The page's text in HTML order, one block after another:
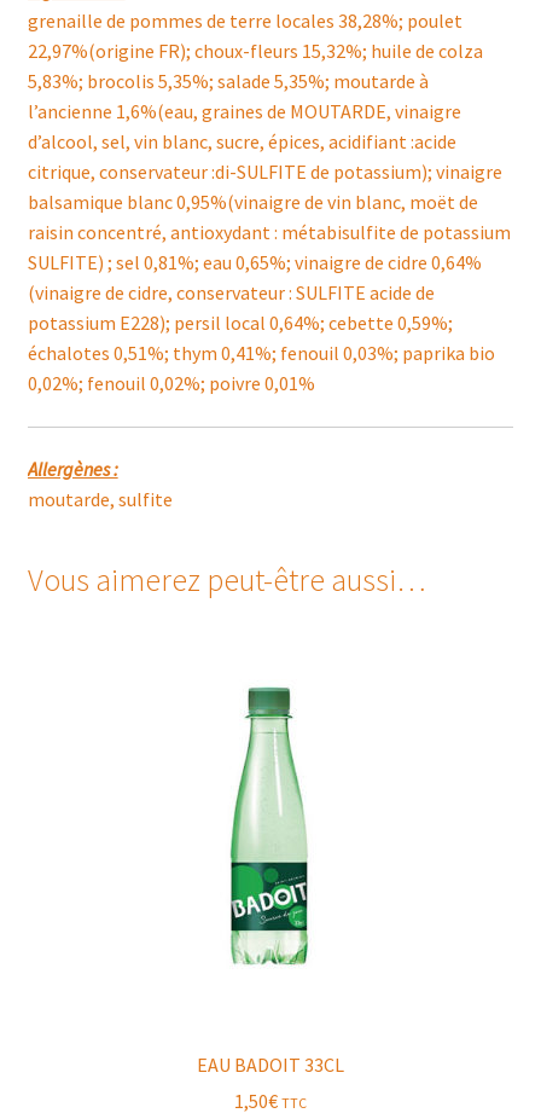
grenaille de pommes de terre locales 38,28%; poulet
22,97%(origine FR); choux-fleurs 15,32%; huile de colza
5,83%; brocolis 5,35%; salade 5,35%; moutarde à
l’ancienne 1,6%(eau, graines de MOUTARDE, vinaigre
d’alcool, sel, vin blanc, sucre, épices, acidifiant :acide
citrique, conservateur :di-SULFITE de potassium); vinaigre
balsamique blanc 0,95%(vinaigre de vin blanc, moët de
raisin concentré, antioxydant : métabisulfite de potassium
SULFITE) ; sel 0,81%; eau 0,65%; vinaigre de cidre 0,64%
(vinaigre de cidre, conservateur : SULFITE acide de
potassium E228); persil local 0,64%; cebette 0,59%;
échalotes 0,51%; thym 0,41%; fenouil 0,03%; paprika bio
0,02%; fenouil 0,02%; poivre 0,01%
Allergènes :
moutarde, sulfite
Vous aimerez peut-être aussi…
EAU BADOIT 33CL
1,50€ TTC